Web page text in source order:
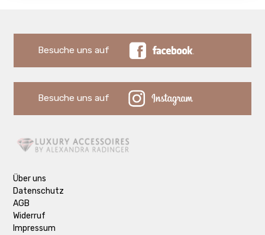
Besuche uns auf
Besuche uns auf
Über uns
Datenschutz
AGB
Widerruf
Impressum